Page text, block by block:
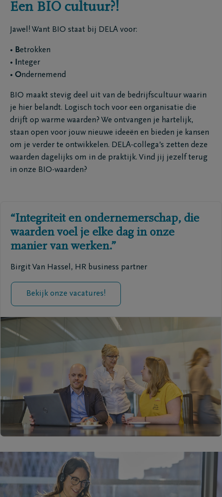
Een BIO cultuur?!
Jawel! Want BIO staat bij DELA voor:
• Betrokken
• Integer
• Ondernemend
BIO maakt stevig deel uit van de bedrijfscultuur waarin
je hier belandt. Logisch toch voor een organisatie die
drijft op warme waarden? We ontvangen je hartelijk,
staan open voor jouw nieuwe ideeën en bieden je kansen
om je verder te ontwikkelen. DELA-collega’s zetten deze
waarden dagelijks om in de praktijk. Vind jij jezelf terug
in onze BIO-waarden?
“Integriteit en ondernemerschap, die
waarden voel je elke dag in onze
manier van werken.”
Birgit Van Hassel, HR business partner
Bekijk onze vacatures!